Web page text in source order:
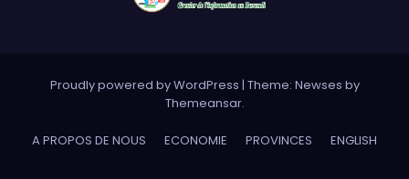
Proudly powered by WordPress | Theme: Newses by
Themeansar.
A PROPOS DE NOUS ECONOMIE PROVINCES ENGLISH